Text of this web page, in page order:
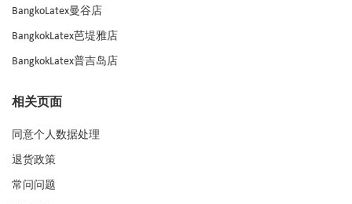
BangkoLatex曼谷店
BangkokLatex芭堤雅店
BangkokLatex普吉岛店
相关页面
同意个人数据处理
退货政策
常问问题